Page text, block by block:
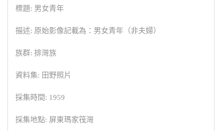
標題: 男女青年
描述: 原始影像記載為：男女青年（非夫婦）
族群: 排灣族
資料集: 田野照片
採集時間: 1959
採集地點: 屏東瑪家筏灣